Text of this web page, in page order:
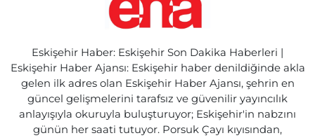
Eskişehir Haber: Eskişehir Son Dakika Haberleri |
Eskişehir Haber Ajansı: Eskişehir haber denildiğinde akla
gelen ilk adres olan Eskişehir Haber Ajansı, şehrin en
güncel gelişmelerini tarafsız ve güvenilir yayıncılık
anlayışıyla okuruyla buluşturuyor; Eskişehir'in nabzını
günün her saati tutuyor. Porsuk Çayı kıyısından,